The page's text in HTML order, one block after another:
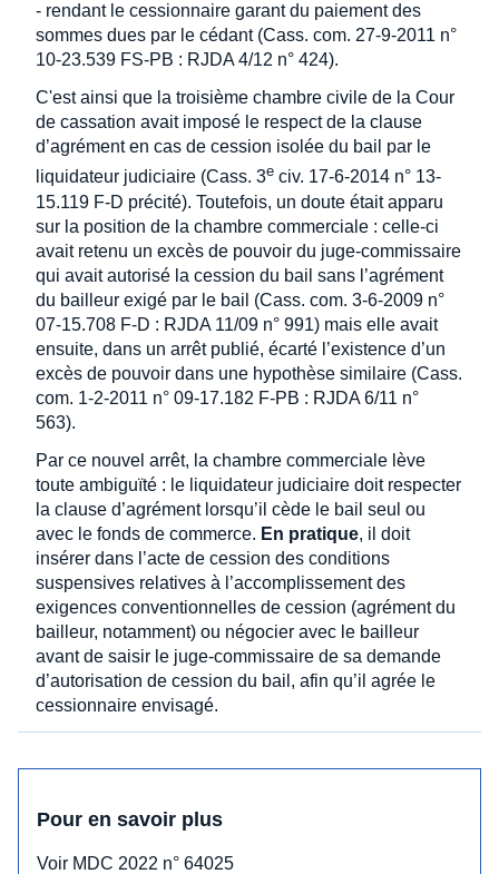
- rendant le cessionnaire garant du paiement des
sommes dues par le cédant (Cass. com. 27-9-2011 n°
10-23.539 FS-PB : RJDA 4/12 n° 424).
C'est ainsi que la troisième chambre civile de la Cour
de cassation avait imposé le respect de la clause
d’agrément en cas de cession isolée du bail par le
liquidateur judiciaire (Cass. 3e civ. 17-6-2014 n° 13-
15.119 F-D précité). Toutefois, un doute était apparu
sur la position de la chambre commerciale : celle-ci
avait retenu un excès de pouvoir du juge-commissaire
qui avait autorisé la cession du bail sans l’agrément
du bailleur exigé par le bail (Cass. com. 3-6-2009 n°
07-15.708 F-D : RJDA 11/09 n° 991) mais elle avait
ensuite, dans un arrêt publié, écarté l’existence d’un
excès de pouvoir dans une hypothèse similaire (Cass.
com. 1-2-2011 n° 09-17.182 F-PB : RJDA 6/11 n°
563).
Par ce nouvel arrêt, la chambre commerciale lève
toute ambiguïté : le liquidateur judiciaire doit respecter
la clause d’agrément lorsqu’il cède le bail seul ou
avec le fonds de commerce. En pratique, il doit
insérer dans l’acte de cession des conditions
suspensives relatives à l’accomplissement des
exigences conventionnelles de cession (agrément du
bailleur, notamment) ou négocier avec le bailleur
avant de saisir le juge-commissaire de sa demande
d’autorisation de cession du bail, afin qu’il agrée le
cessionnaire envisagé.
Pour en savoir plus
Voir MDC 2022 n° 64025